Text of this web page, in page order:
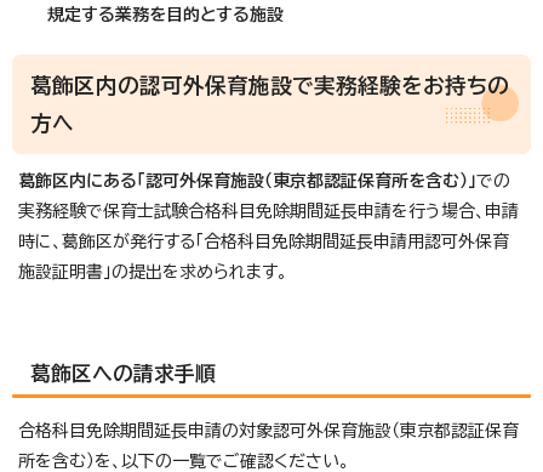
規定する業務を目的とする施設
葛飾区内の認可外保育施設で実務経験をお持ちの
方へ
葛飾区内にある「認可外保育施設（東京都認証保育所を含む） 」での
実務経験で保育士試験合格科目免除期間延長申請を行う場合、申請
時に、葛飾区が発行する「合格科目免除期間延長申請用認可外保育
施設証明書」の提出を求められます。
葛飾区への請求手順
合格科目免除期間延長申請の対象認可外保育施設（東京都認証保育
所を含む）を、以下の一覧でご確認ください。